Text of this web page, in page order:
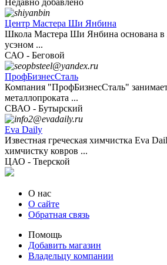
Недавно добавлено
Центр Мастера Ши Янбина
Школа Мастера Ши Янбина основана в
усэном ...
САО - Беговой
ПрофБизнесСталь
Компания "ПрофБизнесСталь"
металлопроката ...
СВАО - Бутырский
Eva Daily
Известная греческая химчистка Eva
химчистку ковров ...
ЦАО - Тверской
О нас
О сайте
Обратная связь
Помощь
Добавить магазин
Владельцу компании